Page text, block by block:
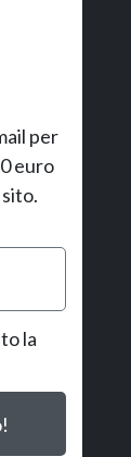
per
euro
la